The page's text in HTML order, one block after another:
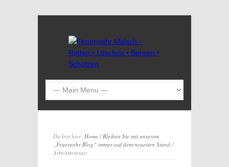
Du bist hier: Home/Bleiben Sie mit unserem
„Feuerwehr Blog“ immer auf dem neuesten Stand/
Arbeitsteinsatz